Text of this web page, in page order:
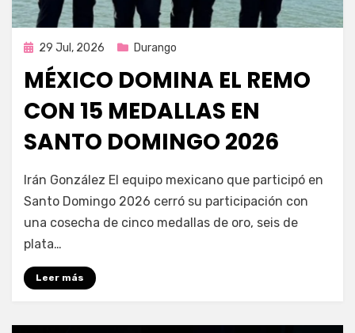
Publicada
29 Jul, 2026 Durango
MÉXICO DOMINA EL REMO
CON 15 MEDALLAS EN
SANTO DOMINGO 2026
por Fernando Miranda Servín
Irán González El equipo mexicano que participó en
Santo Domingo 2026 cerró su participación con
una cosecha de cinco medallas de oro, seis de
plata…
Leer más